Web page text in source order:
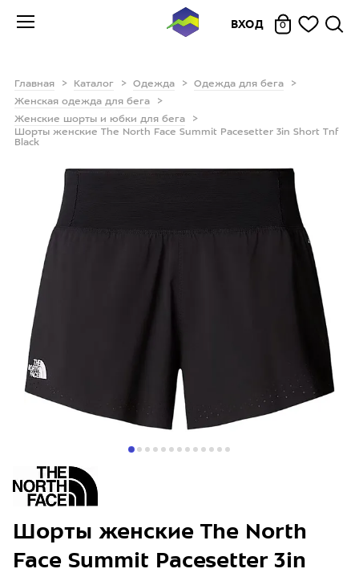
ВХОД 0
Главная Каталог Одежда
Одежда для бега
Женская одежда для бега
Женские шорты и юбки для бега
Шорты женские The North Face Summit Pacesetter 3in Short Tnf
Black
Шорты женские The North
Face Summit Pacesetter 3in